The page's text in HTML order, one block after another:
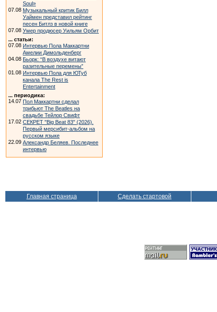
Soul»
07.08 Музыкальный критик Билл
Уаймен представил рейтинг
песен Битлз в новой книге
07.08 Умер продюсер Уильям Орбит
... статьи:
07.08 Интервью Пола Маккартни
Амелии Димольденберг
04.08 Бьорк: “В воздухе витают
разительные перемены”
01.08 Интервью Пола для ЮТуб
канала The Rest is
Entertainment
... периодика:
14.07 Пол Маккартни сделал
трибьют The Beatles на
свадьбе Тейлор Свифт
17.02 СЕКРЕТ "Big Beat 83" (2026).
Первый мерсибит-альбом на
русском языке
22.09 Александр Беляев. Последнее
интервью
Главная страница Сделать стартовой